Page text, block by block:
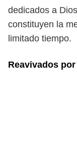
dedicados a
constituyen la
limitado tiempo.
Reavivados